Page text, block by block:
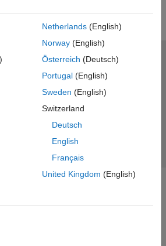
Netherlands(English)
Norway(English)
Österreich (Deutsch)
Portugal(English)
Sweden (English)
Switzerland
Deutsch
English
Français
United Kingdom (English)
プライバシー ポリシー
アプリケーション ステータス
お問い合わせ
Inc.